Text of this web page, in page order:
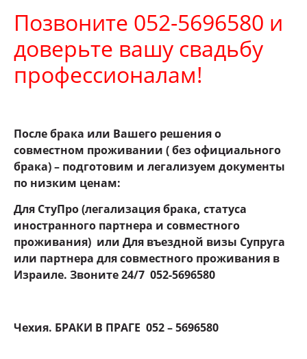
Позвоните 052-5696580 и
доверьте вашу свадьбу
профессионалам!
После брака или Вашего решения о
совместном проживании ( без официального
брака) – подготовим и легализуем документы
по низким ценам:
Для СтуПро (легализация брака, статуса
иностранного партнера и совместного
проживания) или Для въездной визы Супруга
или партнера для совместного проживания в
Израиле. Звоните 24/7 052-5696580
Чехия. БРАКИ В ПРАГЕ 052 – 5696580